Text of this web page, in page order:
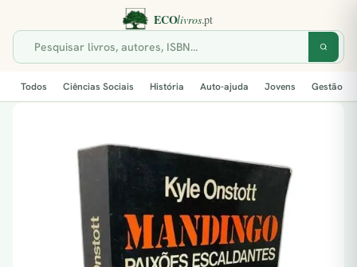
Todos Ciências Sociais História Auto-ajuda Jovens Gestão